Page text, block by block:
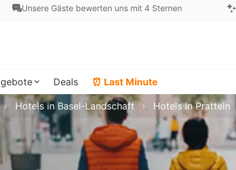
Unsere Gäste bewerten uns mit 4 Sternen
Deals ⏰ Last Minute
Hotels in Basel-Landschaft Hotels in Pratteln